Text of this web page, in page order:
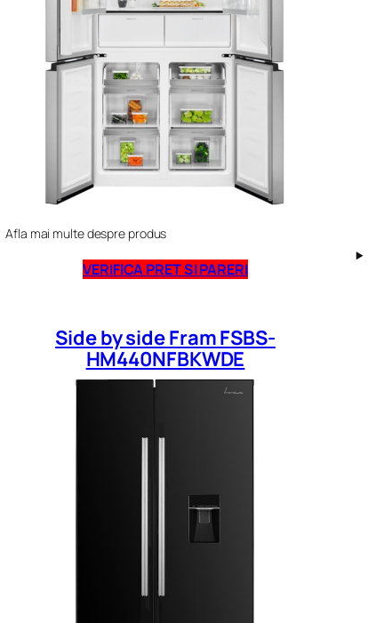
Afla mai multe despre produs
VERIFICA PRET SI PARERI
Side by side Fram FSBS-
HM440NFBKWDE